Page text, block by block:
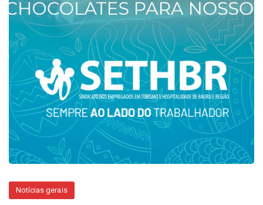
Notícias gerais